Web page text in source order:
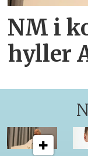
NM i
hyller